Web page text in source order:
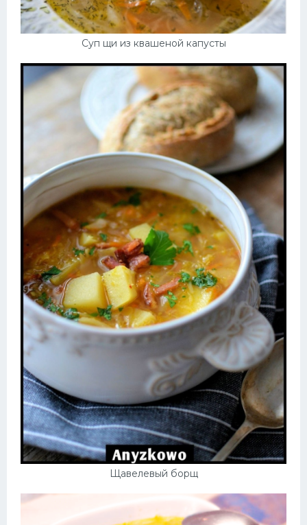
Суп щи из квашеной капусты
Щавелевый борщ